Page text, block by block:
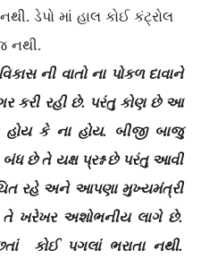
ડેપો માં હાલ કોઈ કંટ્રોલ
નથી.
ની વાતો ના પોકળ દાવાને
કરી રહી છે. પરંતુ કોણ છે આ
હોય કે ના હોય. બીજી બાજુ
છે તે યક્ષ પ્રશ્ન છે પરંતુ આવી
રહે અને આપણા મુખ્યમંત્રી
તે ખરેખર અશોભનીય લાગે છે.
કોઈ પગલાં ભરાતા નથી.